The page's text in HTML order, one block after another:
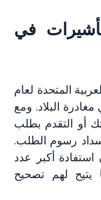
في
المتحدة لعام
مغادرة البلاد. ومع
أو التقدم بطلب
رسوم الطلب.
أكبر عدد
لهم تصحيح